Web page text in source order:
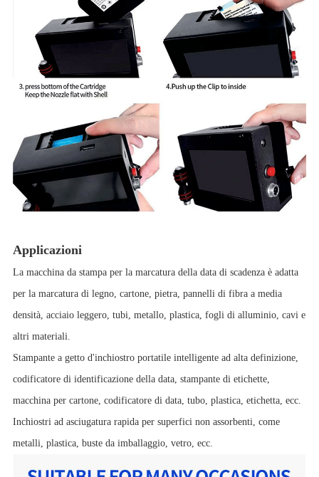
Applicazioni
La macchina da stampa per la marcatura della data di scadenza è adatta
per la marcatura di legno, cartone, pietra, pannelli di fibra a media
densità, acciaio leggero, tubi, metallo, plastica, fogli di alluminio, cavi e
altri materiali.
Stampante a getto d'inchiostro portatile intelligente ad alta definizione,
codificatore di identificazione della data, stampante di etichette,
macchina per cartone, codificatore di data, tubo, plastica, etichetta, ecc.
Inchiostri ad asciugatura rapida per superfici non assorbenti, come
metalli, plastica, buste da imballaggio, vetro, ecc.